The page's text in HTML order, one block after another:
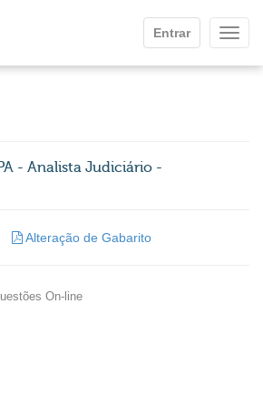
Entrar
- Analista Judiciário -
Alteração de Gabarito
On-line